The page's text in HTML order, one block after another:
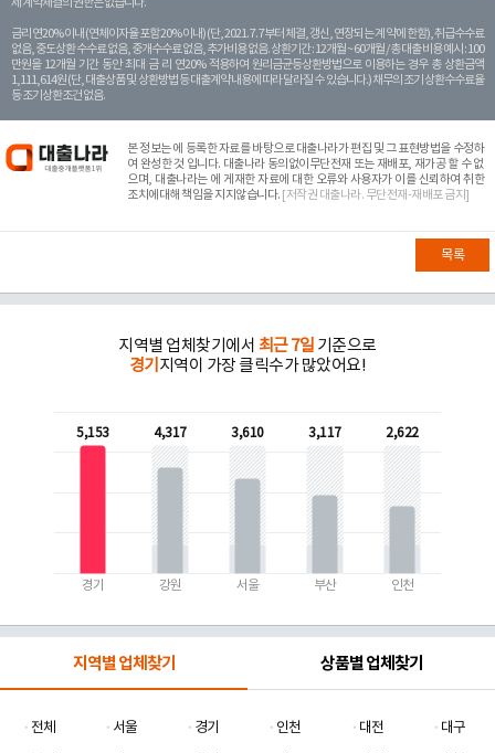
금리 연20% 이내 (연체이자율 포함 20% 이내) (단, 2021. 7. 7부터 체결, 갱신, 연장되는 계 약에 한함), 취급수수료
없음, 중도상환 수수료 없음, 중개수수료 없음, 추가비용 없음. 상환기간 : 12개월 ~ 60개월 / 총 대출 비용 예시 : 100
만원을 12개월 기간 동안 최대 금 리 연20% 적용하여 원리금균등상환방법으로 이용하는 경우 총 상환금액
1,111,614원 (단, 대출상품 및 상환방법 등 대출계약 내용에 따라 달라질 수 있습니다.) 채무의 조기 상환수수료율
등 조기상환조건 없음.
본 정보는에 등록한 자료를 바탕으로 대출나라가 편집 및 그 표현방법을 수정하
여 완성한 것 입니다. 대출나라 동의없이무단전재 또는 재배포, 재가공 할 수 없
으며, 대출나라는 에 게재한 자료에 대한 오류와 사용자가 이를 신뢰하여 취한
조치에대해 책임을 지지않습니다. [저작권 대출나라. 무단전재-재배포 금지]
목록
지역별 업체찾기에서 최근 7일 기준으로
경기 지역이 가장 클릭수가 많았어요!
5,153
경기
4,317
강원
3,610
서울
3,117
부산
2,622
인천
지역별 업체찾기 상품별 업체찾기
전체 서울 경기 인천 대전
대구